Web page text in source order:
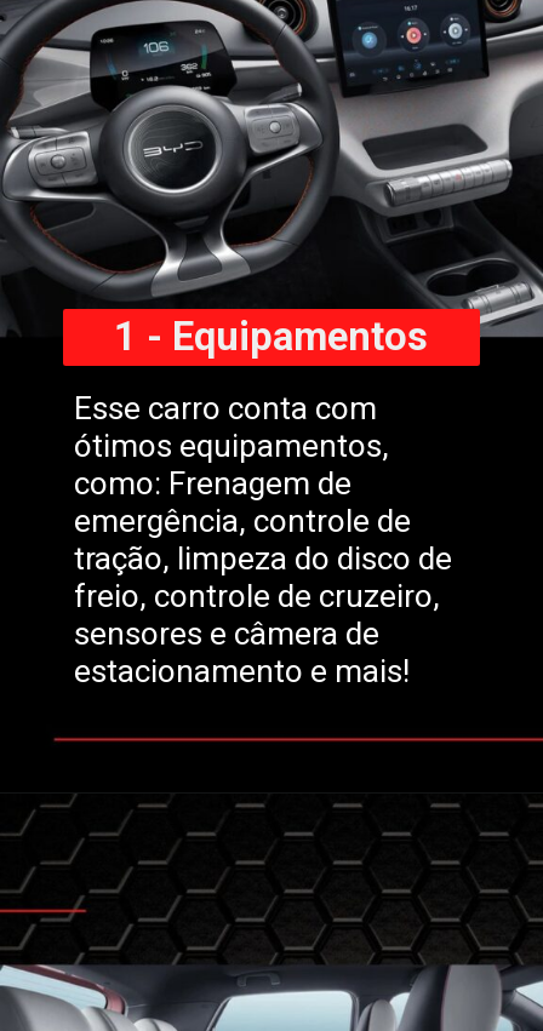
Esse carro conta com
ótimos equipamentos,
como: Frenagem de
emergência, controle de
tração, limpeza do disco de
freio, controle de cruzeiro,
sensores e câmera de
estacionamento e mais!
1 - Equipamentos